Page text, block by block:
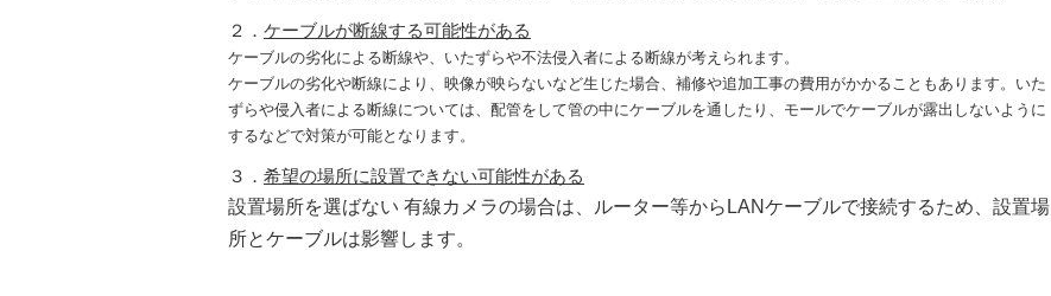
２． ケーブルが断線する可能性がある
ケーブルの劣化による断線や、いたずらや不法侵入者による断線が考えられます。
ケーブルの劣化や断線により、映像が映らないなど生じた場合、補修や追加工事の費用がかかることもあります。いた
ずらや侵入者による断線については、配管をして管の中にケーブルを通したり、モールでケーブルが露出しないように
するなどで対策が可能となります。
３． 希望の場所に設置できない可能性がある
設置場所を選ばない 有線カメラの場合は、ルーター等からLANケーブルで接続するため、設置場
所とケーブルは影響します。